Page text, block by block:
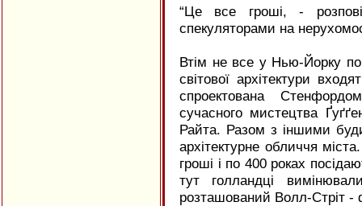
“Це все гроші, -
спекуляторами на
Втім не все у Нью-Йорку
світової архітектури
спроектована
сучасного мистецтва
Райта. Разом з іншими
архітектурне обличчя
гроші і по 400 роках
тут голландці
розташований Волл-Стріт -